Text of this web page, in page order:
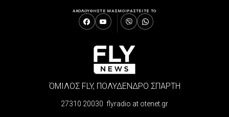
ΑΚΟΛΟΥΘΗΣΤΕ ΜΑΣΜΟΙΡΑΣΤΕΙΤΕ ΤΟ
ΌΜΙΛΟΣ FLY, ΠΟΛΥΔΕΝΔΡΟ ΣΠΑΡΤΗ
27310 20030 flyradio at otenet.gr